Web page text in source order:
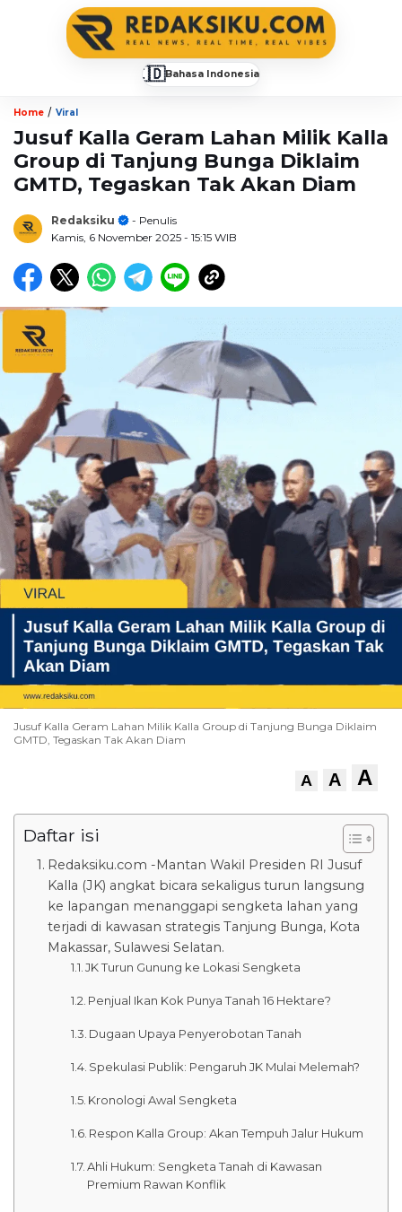
🇮🇩Bahasa Indonesia
Home / Viral
Jusuf Kalla Geram Lahan Milik Kalla
Group di Tanjung Bunga Diklaim
GMTD, Tegaskan Tak Akan Diam
Redaksiku
- Penulis
Kamis, 6 November 2025 - 15:15 WIB
Jusuf Kalla Geram Lahan Milik Kalla Group di Tanjung Bunga Diklaim
GMTD, Tegaskan Tak Akan Diam
A A A
Daftar isi
Redaksiku.com -Mantan Wakil Presiden RI Jusuf
Kalla (JK) angkat bicara sekaligus turun langsung
ke lapangan menanggapi sengketa lahan yang
terjadi di kawasan strategis Tanjung Bunga, Kota
Makassar, Sulawesi Selatan.
JK Turun Gunung ke Lokasi Sengketa
Penjual Ikan Kok Punya Tanah 16 Hektare?
Dugaan Upaya Penyerobotan Tanah
Spekulasi Publik: Pengaruh JK Mulai Melemah?
Kronologi Awal Sengketa
Respon Kalla Group: Akan Tempuh Jalur Hukum
Ahli Hukum: Sengketa Tanah di Kawasan
Premium Rawan Konflik